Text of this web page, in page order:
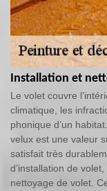
Installation et
Le volet couvre
climatique, les
phonique d’un
velux est une valeur
satisfait très
d’installation de
nettoyage de volet.